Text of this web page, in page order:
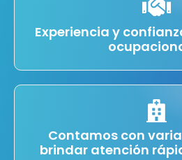
Experiencia y
Contamos con
brindar atención